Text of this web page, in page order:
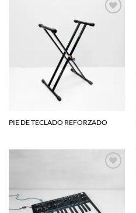
PIE DE TECLADO REFORZADO